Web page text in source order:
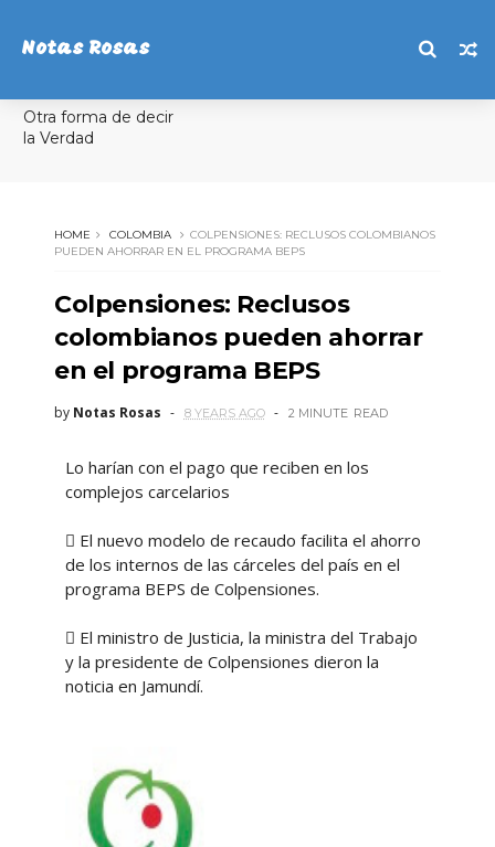
Notas Rosas
Otra forma de decir
la Verdad
HOME COLOMBIA
​​COLPENSIONES: RECLUSOS COLOMBIANOS
PUEDEN AHORRAR EN EL PROGRAMA BEPS
​​Colpensiones: Reclusos
colombianos pueden ahorrar
en el programa BEPS
by Notas Rosas 8 YEARS AGO 2 MINUTE READ
Lo harían con el pago que reciben en los
complejos carcelarios
 El nuevo modelo de recaudo facilita el ahorro
de los internos de las cárceles del país en el
programa BEPS de Colpensiones.
 El ministro de Justicia, la ministra del Trabajo
y la presidente de Colpensiones dieron la
noticia en Jamundí.